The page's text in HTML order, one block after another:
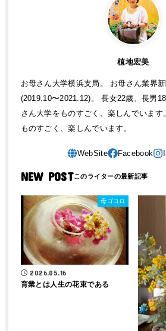
植地宏美
お母さん大学横浜支局。 お母さん業界
(2019.10〜2021.12)。 長女22歳、長男
さん大学をものすごく、楽しんでいま
ものすごく、楽しんでいます。
NEW POST
母ゴコロ
2026.05.16
育業とは人生の花束である